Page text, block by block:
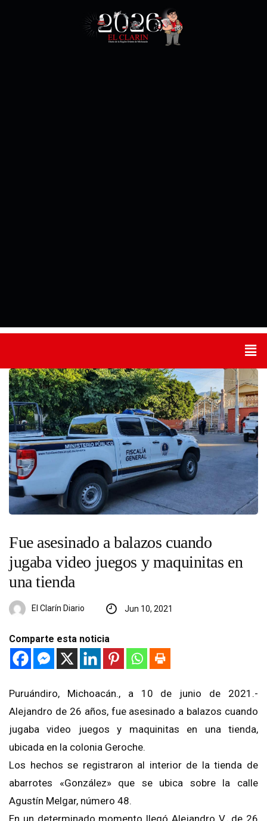
Fue asesinado a balazos cuando
jugaba video juegos y maquinitas en
una tienda
El Clarín Diario Jun 10, 2021
Comparte esta noticia
Puruándiro, Michoacán., a 10 de junio de 2021.-
Alejandro de 26 años, fue asesinado a balazos cuando
jugaba video juegos y maquinitas en una tienda,
ubicada en la colonia Geroche.
Los hechos se registraron al interior de la tienda de
abarrotes «González» que se ubica sobre la calle
Agustín Melgar, número 48.
En un determinado momento llegó Alejandro V., de 26